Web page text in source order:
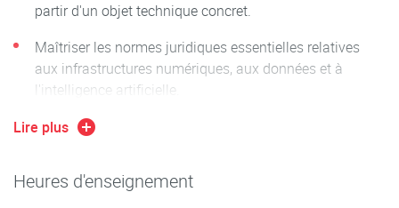
Le cours est structuré en trois parties principales :
Le smartphone comme terminal connecté (accès
réseau, OS, plateformes)
Le smartphone comme interface de données (données
personnelles, sécurité, RGPD)
Le smartphone comme vecteur d'intelligence artificielle
partir d'un objet technique concret.
Maîtriser les normes juridiques essentielles relatives
aux infrastructures numériques, aux données et à
l'intelligence artificielle.
Compétences visées :
composantes du smartphone (accès réseau, données,
Lire plus
Heures d'enseignement